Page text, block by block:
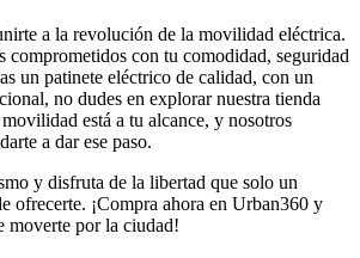
a la revolución de la movilidad eléctrica.
comprometidos con tu comodidad, seguridad
un patinete eléctrico de calidad, con un
no dudes en explorar nuestra tienda
está a tu alcance, y nosotros
a dar ese paso.
y disfruta de la libertad que solo un
ofrecerte. ¡Compra ahora en Urban360 y
moverte por la ciudad!